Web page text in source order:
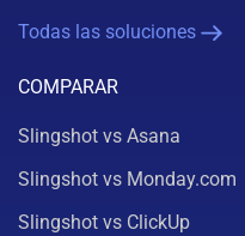
Todas las soluciones
COMPARAR
Slingshot vs Asana
Slingshot vs Monday.com
Slingshot vs ClickUp